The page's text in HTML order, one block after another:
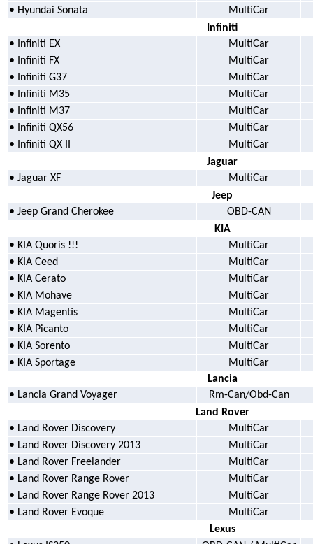
• Hyundai Sonata
MultiCar
Infiniti
• Infiniti EX
MultiCar
• Infiniti FX
MultiCar
• Infiniti G37
MultiCar
• Infiniti M35
MultiCar
• Infiniti M37
MultiCar
• Infiniti QX56
MultiCar
• Infiniti QX II
MultiCar
Jaguar
• Jaguar XF
MultiCar
Jeep
• Jeep Grand Cherokee
OBD-CAN
KIA
• KIA Quoris !!!
MultiCar
• KIA Ceed
MultiCar
• KIA Cerato
MultiCar
• KIA Mohave
MultiCar
• KIA Magentis
MultiCar
• KIA Picanto
MultiCar
• KIA Sorento
MultiCar
• KIA Sportage
MultiCar
Lancia
• Lancia Grand Voyager
Rm-Can/Obd-Can
Land Rover
• Land Rover Discovery
MultiCar
• Land Rover Discovery 2013
MultiCar
• Land Rover Freelander
MultiCar
• Land Rover Range Rover
MultiCar
• Land Rover Range Rover 2013
MultiCar
• Land Rover Evoque
MultiCar
Lexus